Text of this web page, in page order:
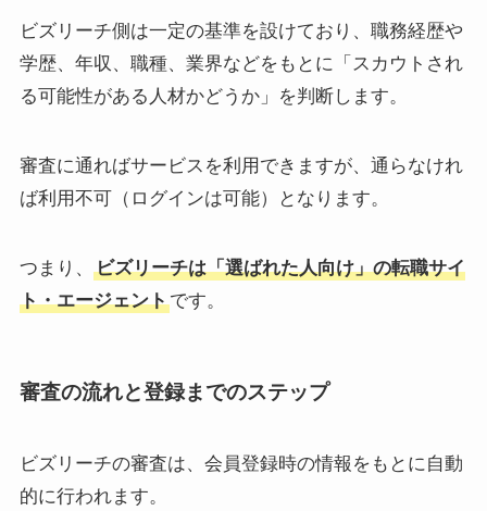
ビズリーチ側は一定の基準を設けており、職務経歴や
学歴、年収、職種、業界などをもとに「スカウトされ
る可能性がある人材かどうか」を判断します。
審査に通ればサービスを利用できますが、通らなけれ
ば利用不可（ログインは可能）となります。
つまり、
ビズリーチは「選ばれた人向け」の転職サイ
ト・エージェントです。
審査の流れと登録までのステップ
ビズリーチの審査は、会員登録時の情報をもとに自動
的に行われます。